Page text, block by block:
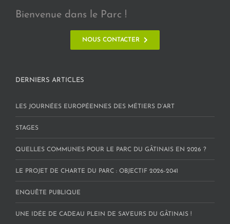
Bienvenue dans le Parc !
NOUS CONTACTER
DERNIERS ARTICLES
LES JOURNÉES EUROPÉENNES DES MÉTIERS D’ART
STAGES
QUELLES COMMUNES POUR LE PARC DU GÂTINAIS EN 2026 ?
LE PROJET DE CHARTE DU PARC : OBJECTIF 2026-2041
ENQUÊTE PUBLIQUE
UNE IDÉE DE CADEAU PLEIN DE SAVEURS DU GÂTINAIS !